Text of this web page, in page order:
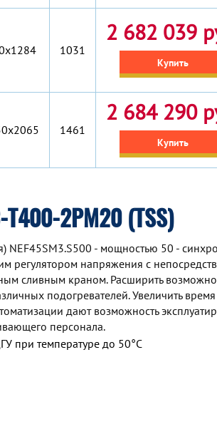
1031
2 682 039
Купить
1461
2 684 290
Купить
2РМ20 (TSS)
NEF45SM3.S500 - мощностью 50 -
регулятором напряжения с
сливным краном. Расширить
подогревателей. Увеличить время
дают возможность
персонала.
при температуре до 50°С